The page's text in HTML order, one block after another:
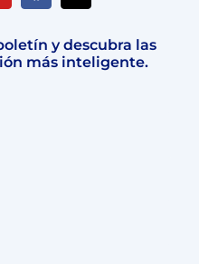
y descubra las
más inteligente.